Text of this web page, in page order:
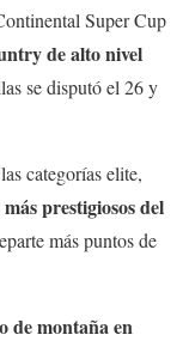
Super Cup
de alto nivel
se disputó el 26 y
categorías elite,
prestigiosos del
más puntos de
de montaña en